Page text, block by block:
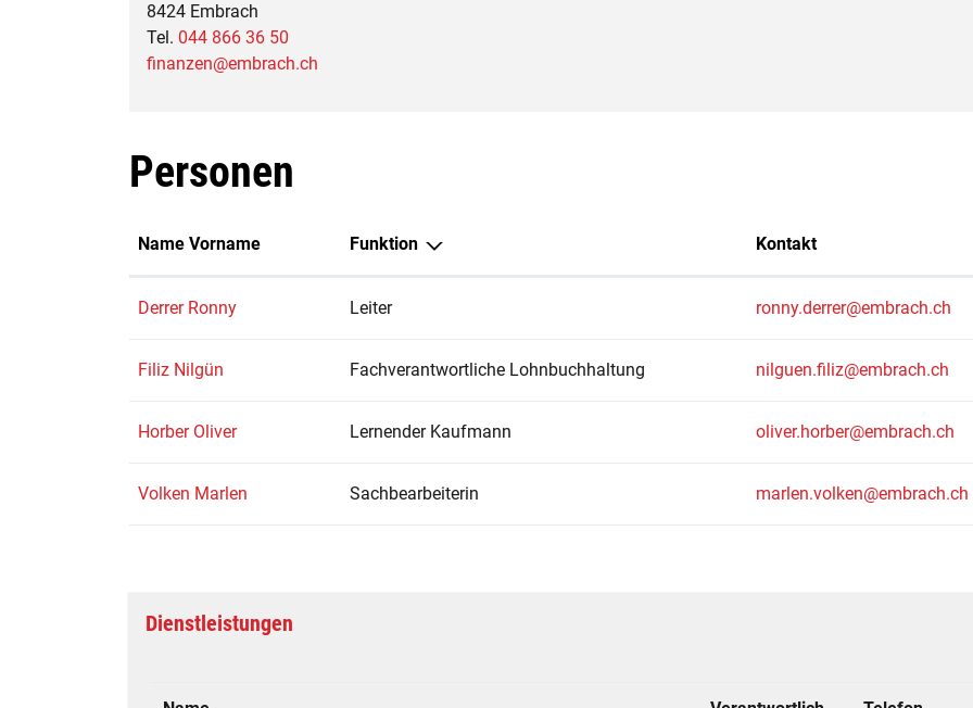
8424 Embrach
Tel. 044 866 36 50
finanzen@embrach.ch
Personen
Name Vorname Funktion Kontakt
Derrer Ronny Leiter ronny.derrer@embrach.ch
Filiz Nilgün Fachverantwortliche Lohnbuchhaltung nilguen.filiz@embrach.ch
Horber Oliver Lernender Kaufmann oliver.horber@embrach.ch
Volken Marlen Sachbearbeiterin marlen.volken@embrach.ch
Dienstleistungen